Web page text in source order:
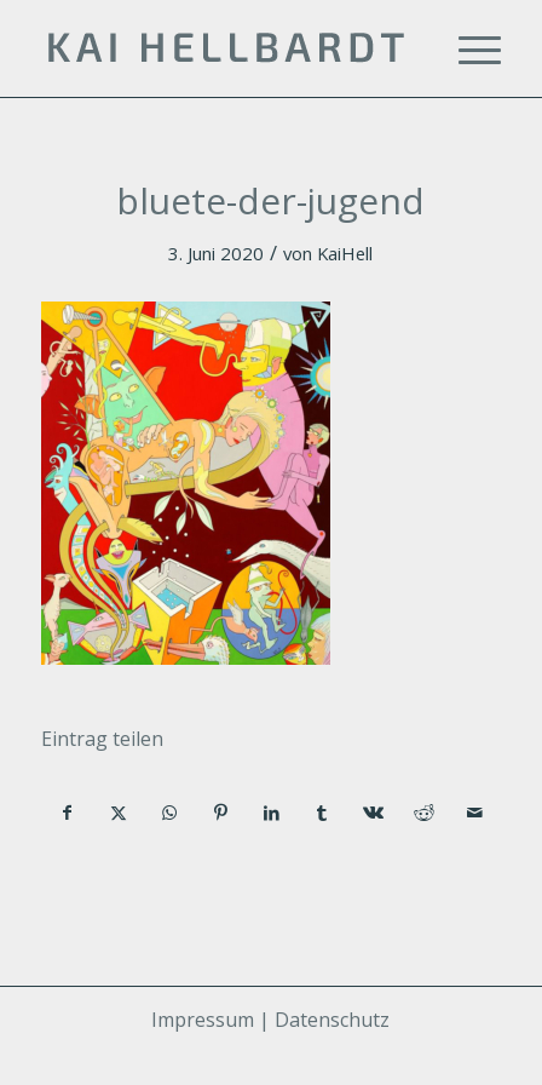
bluete-der-jugend
3. Juni 2020 / von KaiHell
Eintrag teilen
Impressum | Datenschutz